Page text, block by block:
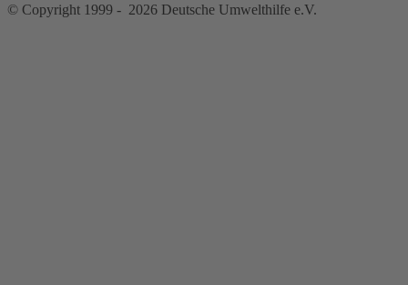
© Copyright 1999 - 2026 Deutsche Umwelthilfe e.V.